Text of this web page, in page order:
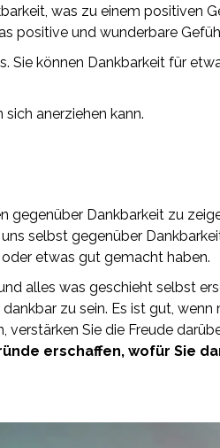
was zu einem positiven
positive und wunderbare
Sie können Dankbarkeit für
anerziehen kann.
Dankbarkeit zu
selbst gegenüber
etwas gut gemacht haben.
alles was geschieht selbst
zu sein. Es ist gut, wenn
Sie die Freude
erschaffen, wofür Sie